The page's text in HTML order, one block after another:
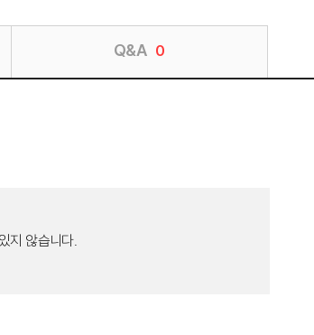
Q&A 0
지 않습니다.